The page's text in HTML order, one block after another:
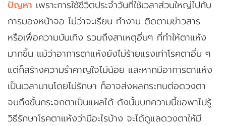
ปัญหา เพราะการใช้ชีวิตประจำวันที่ใช้เวลาส่วนใหญ่ไปกับ
การมองหน้าจอ ไม่ว่าจะเรียน ทำงาน ติดตามข่าวสาร
หรือเพื่อความบันเทิง รวมถึงสาเหตุอื่นๆ ที่ทำให้ตาแห้ง
มากขึ้น แม้ว่าอาการตาแห้งยังไม่ร้ายแรงเท่าโรคตาอื่น ๆ
แต่ก็สร้างความรำคาญใจไม่น้อย และหากมีอาการตาแห้ง
เป็นเวลานานโดยไม่รักษา ก็อาจส่งผลกระทบต่อดวงตา
จนถึงขั้นกระจกตาเป็นแผลได้ ดังนั้นบทความนี้ขอพาไปรู้
วิธีรักษาโรคตาแห้งว่ามีอะไรบ้าง จะได้ดูแลดวงตาให้มี